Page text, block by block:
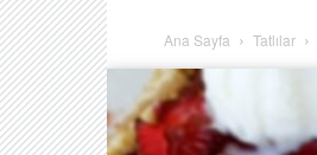
Ana Sayfa Tatlılar